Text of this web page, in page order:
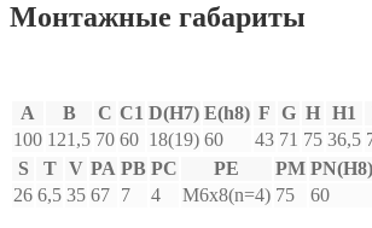
Монтажные габариты
A B C C1 D(H7) E(h8) F G H H1
100 121,5 70 60 18(19) 60 43 71 75 36,5
S
T V PA PB PC PE PM PN(H8)
26 6,5 35 67 7 4 M6x8(n=4) 75 60